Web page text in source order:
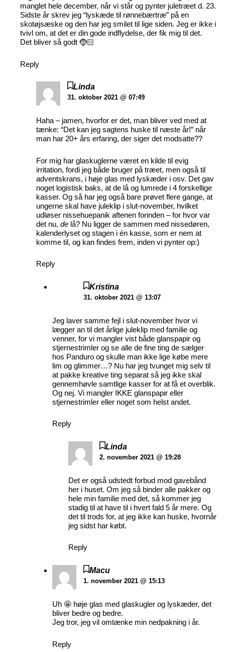
manglet hele december, når vi står og pynter juletræet d. 23.
Sidste år skrev jeg “lyskæde til rønnebærtræ” på en
skotøjsæske og den har jeg smilet til lige siden. Jeg er ikke i
tvivl om, at det er din gode indflydelse, der fik mig til det.
Det bliver så godt 🤶🏻
Reply
Linda
31. oktober 2021 @ 07:49
Haha – jamen, hvorfor er det, man bliver ved med at
tænke: “Det kan jeg sagtens huske til næste år!” når
man har 20+ års erfaring, der siger det modsatte??
For mig har glaskuglerne været en kilde til evig
irritation, fordi jeg både bruger på træet, men også til
adventskrans, i høje glas med lyskæder i osv. Det gav
noget logistisk baks, at de lå og lumrede i 4 forskellige
kasser. Og så har jeg også bare prøvet flere gange, at
ungerne skal have juleklip i slut-november, hvilket
udløser nissehuepanik aftenen forinden – for hvor var
det nu,de lå? Nu ligger de sammen med nissedøren,
kalenderlyset og stagen i én kasse, som er nem at
komme til, og kan findes frem, inden vi pynter op:)
Reply
Kristina
31. oktober 2021 @ 13:07
Jeg laver samme fejl i slut-november hvor vi
lægger an til det årlige juleklip med familie og
venner, for vi mangler vist både glanspapir og
stjernestrimler og se alle de fine ting de sælger
hos Panduro og skulle man ikke lige købe mere
lim og glimmer…? Nu har jeg tvunget mig selv til
at pakke kreative ting separat så jeg ikke skal
gennemhøvle samtlige kasser for at få et overblik.
Og nej. Vi mangler IKKE glanspapir eller
stjernestrimler eller noget som helst andet.
Reply
Linda
2. november 2021 @ 19:28
Det er også udstedt forbud mod gavebånd
her i huset. Om jeg så binder alle pakker og
hele min familie med det, så kommer jeg
stadig til at have til i hvert fald 5 år mere. Og
det til trods for, at jeg ikke kan huske, hvornår
jeg sidst har købt.
Reply
Macu
1. november 2021 @ 15:13
Uh 🤩 høje glas med glaskugler og lyskæder, det
bliver bedre og bedre.
Jeg tror, jeg vil omtænke min nedpakning i år.
Reply